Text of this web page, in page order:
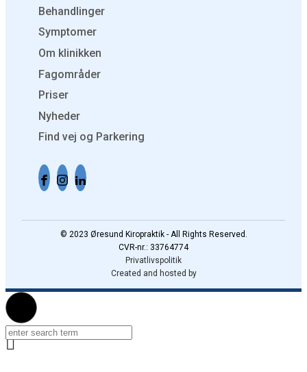
Behandlinger
Symptomer
Om klinikken
Fagområder
Priser
Nyheder
Find vej og Parkering
© 2023 Øresund Kiropraktik - All Rights Reserved.
CVR-nr.: 33764774
Privatlivspolitik
Created and hosted by